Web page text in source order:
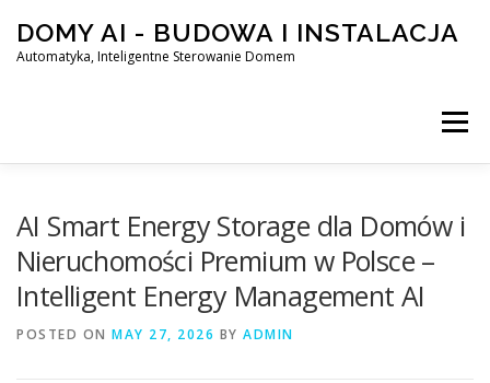
content
DOMY AI - BUDOWA I INSTALACJA
Automatyka, Inteligentne Sterowanie Domem
Menu
SMART DOM AI – AUTOMATYKA, INTELIGENTNE
AI Smart Energy Storage dla Domów i
Nieruchomości Premium w Polsce –
Intelligent Energy Management AI
POSTED ON MAY 27, 2026 BY ADMIN